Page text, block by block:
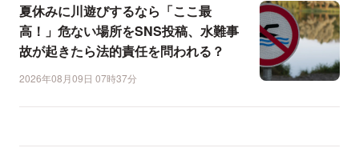
夏休みに川遊びするなら「ここ最
高！」危ない場所をSNS投稿、水難事
故が起きたら法的責任を問われる？
2026年08月09日 07時37分